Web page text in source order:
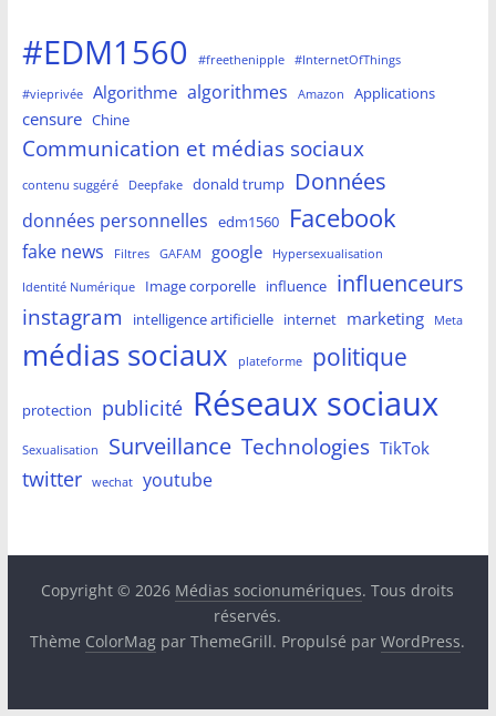
#EDM1560 #freethenipple #InternetOfThings
#vieprivée Algorithme algorithmes Amazon Applications
censure Chine
Communication et médias sociaux
contenu suggéré Deepfake donald trump Données
données personnelles edm1560 Facebook
fake news Filtres GAFAM google Hypersexualisation
Identité Numérique Image corporelle influence influenceurs
instagram intelligence artificielle internet marketing Meta
médias sociaux plateforme politique
protection publicité Réseaux sociaux
Sexualisation Surveillance Technologies TikTok
twitter wechat youtube
Copyright © 2026 Médias socionumériques. Tous droits
réservés.
Thème ColorMag par ThemeGrill. Propulsé parWordPress.